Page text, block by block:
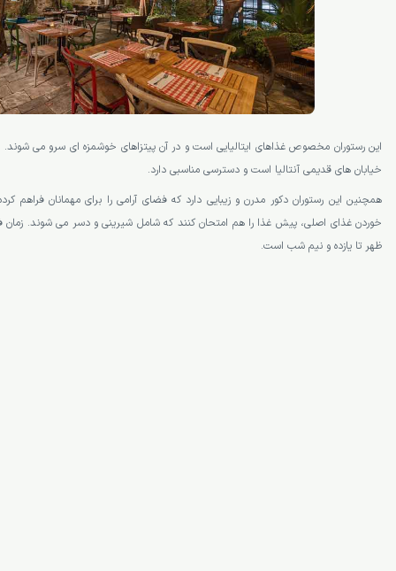
این رستوران مخصوص غذاهای ایتالیایی است و در آن پیتزاهای خوشمزه ای سرو می شوند.
خیابان های قدیمی آنتالیا است و دسترسی مناسبی دارد.
همچنین این رستوران دکور مدرن و زیبایی دارد که فضای آرامی را برای مهمانان فراهم
خوردن غذای اصلی، پیش غذا را هم امتحان کنند که شامل شیرینی و دسر می شوند. زمان
ظهر تا یازده و نیم شب است.